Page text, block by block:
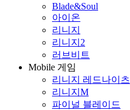
Blade&Soul
아이온
리니지
리니지2
러브비트
Mobile 게임
리니지 레드나이츠
리니지M
파이널 블레이드